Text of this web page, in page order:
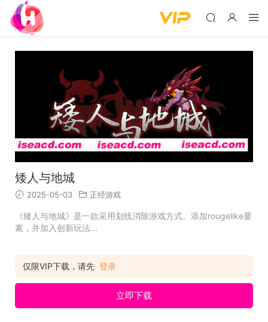
矮人与地城
2025-05-03 正经游戏
《矮人与地城》是一款采用划线消除游戏方式、添加rougelike要
素，并加入创新玩法...
仅限VIP下载，请先 登录
立即下载